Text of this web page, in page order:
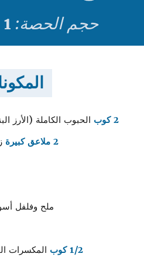
حجم الحصة: 1 1/2 cups
2 كوب
الحبوب الكاملة (الأرز
2 ملاعق كبيرة
ملح وفلفل
1/2 كوب
المكسرات